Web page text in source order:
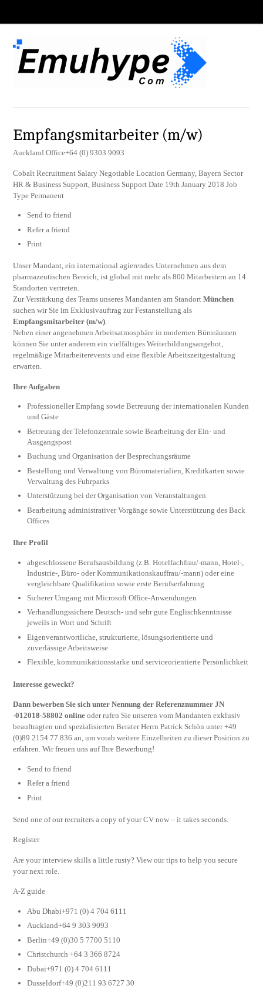
Empfangsmitarbeiter (m/w)
Auckland Office+64 (0) 9303 9093
Cobalt Recruitment Salary Negotiable Location Germany, Bayern Sector
HR & Business Support, Business Support Date 19th January 2018 Job
Type Permanent
Send to friend
Refer a friend
Print
Unser Mandant, ein international agierendes Unternehmen aus dem
pharmazeutischen Bereich, ist global mit mehr als 800 Mitarbeitern an 14
Standorten vertreten.
Zur Verstärkung des Teams unseres Mandanten am StandortMünchen
suchen wir Sie im Exklusivauftrag zur Festanstellung als
Empfangsmitarbeiter (m/w).
Neben einer angenehmen Arbeitsatmosphäre in modernen Büroräumen
können Sie unter anderem ein vielfältiges Weiterbildungsangebot,
regelmäßige Mitarbeiterevents und eine flexible Arbeitszeitgestaltung
erwarten.
Ihre Aufgaben
Professioneller Empfang sowie Betreuung der internationalen Kunden
und Gäste
Betreuung der Telefonzentrale sowie Bearbeitung der Ein- und
Ausgangspost
Buchung und Organisation der Besprechungsräume
Bestellung und Verwaltung von Büromaterialien, Kreditkarten sowie
Verwaltung des Fuhrparks
Unterstützung bei der Organisation von Veranstaltungen
Bearbeitung administrativer Vorgänge sowie Unterstützung des Back
Offices
Ihre Profil
abgeschlossene Berufsausbildung (z.B. Hotelfachfrau/-mann, Hotel-,
Industrie-, Büro- oder Kommunikationskauffrau/-mann) oder eine
vergleichbare Qualifikation sowie erste Berufserfahrung
Sicherer Umgang mit Microsoft Office-Anwendungen
Verhandlungssichere Deutsch- und sehr gute Englischkenntnisse
jeweils in Wort und Schrift
Eigenverantwortliche, strukturierte, lösungsorientierte und
zuverlässige Arbeitsweise
Flexible, kommunikationsstarke und serviceorientierte Persönlichkeit
Interesse geweckt?
Dann bewerben Sie sich unter Nennung der Referenznummer JN
-012018-58802 online oder rufen Sie unseren vom Mandanten exklusiv
beauftragten und spezialisierten Berater Herrn Patrick Schön unter +49
(0)89 2154 77 836 an, um vorab weitere Einzelheiten zu dieser Position zu
erfahren. Wir freuen uns auf Ihre Bewerbung!
Send to friend
Refer a friend
Print
Send one of our recruiters a copy of your CV now – it takes seconds.
Register
Are your interview skills a little rusty? View our tips to help you secure
your next role.
A-Z guide
Abu Dhabi+971 (0) 4 704 6111
Auckland+64 9 303 9093
Berlin+49 (0)30 5 7700 5110
Christchurch +64 3 366 8724
Dubai+971 (0) 4 704 6111
Dusseldorf+49 (0)211 93 6727 30